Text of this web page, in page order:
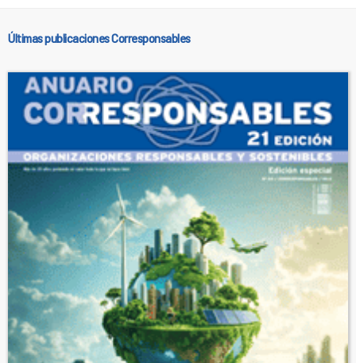
Últimas publicaciones Corresponsables